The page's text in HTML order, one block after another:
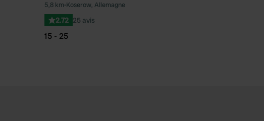
Préféré5,8 km•Koserow, Allemagne
2.72 25 avis
15 - 25